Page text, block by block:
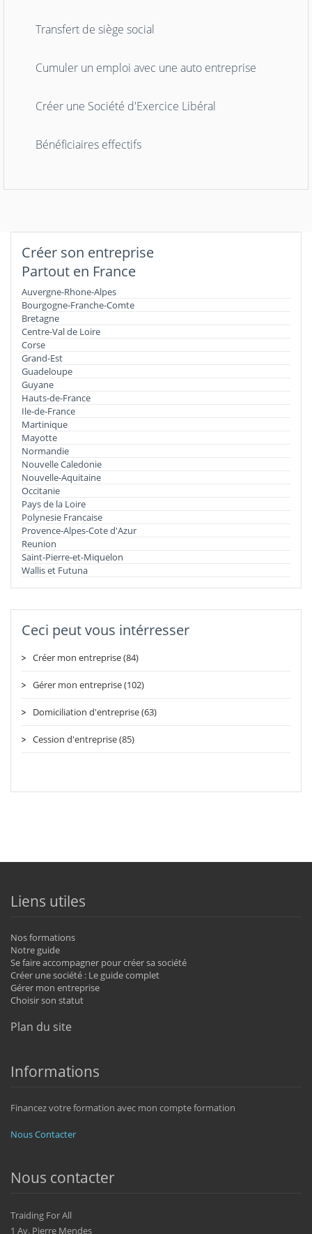
Transfert de siège social
Cumuler un emploi avec une auto entreprise
Créer une Société d'Exercice Libéral
Bénéficiaires effectifs
Créer son entreprise
Partout en France
Auvergne-Rhone-Alpes
Bourgogne-Franche-Comte
Bretagne
Centre-Val de Loire
Corse
Grand-Est
Guadeloupe
Guyane
Hauts-de-France
Ile-de-France
Martinique
Mayotte
Normandie
Nouvelle Caledonie
Nouvelle-Aquitaine
Occitanie
Pays de la Loire
Polynesie Francaise
Provence-Alpes-Cote d'Azur
Reunion
Saint-Pierre-et-Miquelon
Wallis et Futuna
Ceci peut vous intérresser
Créer mon entreprise (84)
Gérer mon entreprise (102)
Domiciliation d'entreprise (63)
Cession d'entreprise (85)
Liens utiles
Nos formations
Notre guide
Se faire accompagner pour créer sa société
Créer une société : Le guide complet
Gérer mon entreprise
Choisir son statut
Plan du site
Informations
Financez votre formation avec mon compte formation
Nous Contacter
Nous contacter
Traiding For All
1 Av. Pierre Mendes